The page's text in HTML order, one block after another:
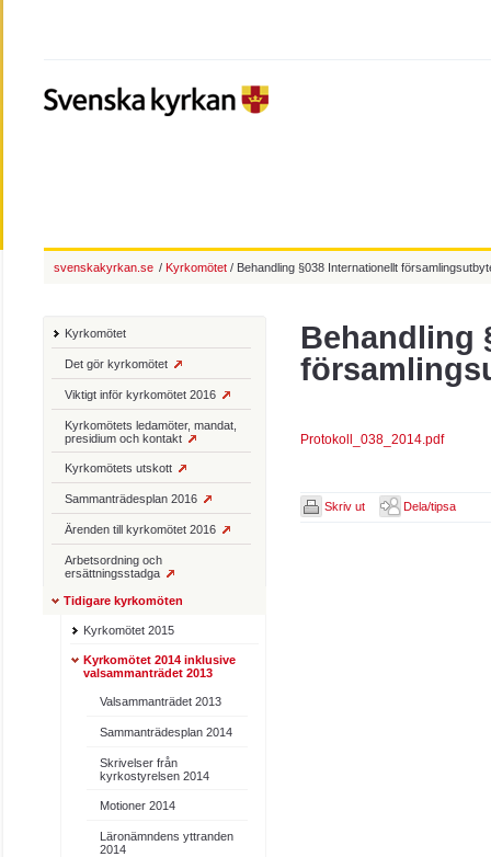
Behandling
Protokoll_038_2014.pdf
Skriv ut Dela/tipsa
Kyrkomötet
Det gör kyrkomötet
Viktigt inför kyrkomötet 2016
Kyrkomötets ledamöter, mandat,
presidium och kontakt
Kyrkomötets utskott
Sammanträdesplan 2016
Ärenden till kyrkomötet 2016
Arbetsordning och
ersättningsstadga
Tidigare kyrkomöten
Kyrkomötet 2015
Kyrkomötet 2014 inklusive
valsammanträdet 2013
Valsammanträdet 2013
Sammanträdesplan 2014
Skrivelser från
kyrkostyrelsen 2014
Motioner 2014
Läronämndens yttranden
2014
svenskakyrkan.se / Kyrkomötet / Behandling §038 Internationellt